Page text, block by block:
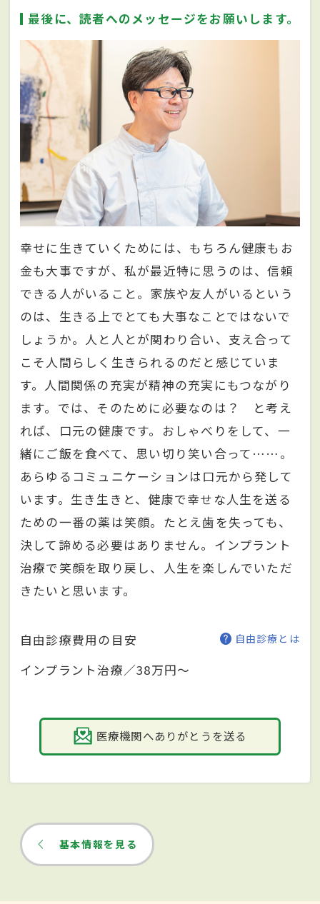
最後に、読者へのメッセージをお願いします。
幸せに生きていくためには、もちろん健康もお
金も大事ですが、私が最近特に思うのは、信頼
できる人がいること。家族や友人がいるという
のは、生きる上でとても大事なことではないで
しょうか。人と人とが関わり合い、支え合って
こそ人間らしく生きられるのだと感じていま
す。人間関係の充実が精神の充実にもつながり
ます。では、そのために必要なのは？ と考え
れば、口元の健康です。おしゃべりをして、一
緒にご飯を食べて、思い切り笑い合って……。
あらゆるコミュニケーションは口元から発して
います。生き生きと、健康で幸せな人生を送る
ための一番の薬は笑顔。たとえ歯を失っても、
決して諦める必要はありません。インプラント
治療で笑顔を取り戻し、人生を楽しんでいただ
きたいと思います。
自由診療費用の目安 自由診療とは
インプラント治療／38万円～
医療機関へありがとうを送る
基本情報を見る